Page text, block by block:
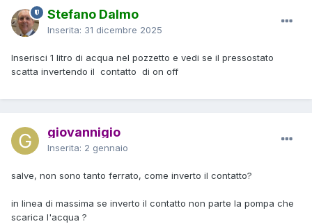
Stefano Dalmo
Inserita: 31 dicembre 2025
Inserisci 1 litro di acqua nel pozzetto e vedi se il pressostato
scatta invertendo il contatto di on off
giovannigio
Inserita: 2 gennaio
salve, non sono tanto ferrato, come inverto il contatto?
in linea di massima se inverto il contatto non parte la pompa che
scarica l'acqua ?